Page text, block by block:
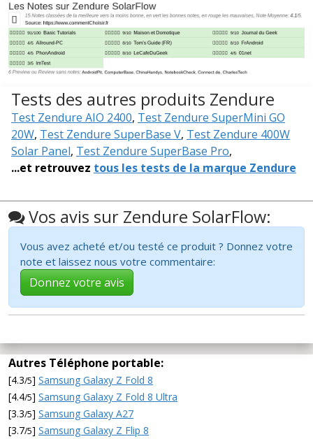
Tests des autres produits Zendure
Test Zendure AIO 2400, Test Zendure SuperMini GO
20W, Test Zendure SuperBase V, Test Zendure 400W
Solar Panel, Test Zendure SuperBase Pro,
...et retrouvez tous les tests de la marque Zendure
Vos avis sur Zendure SolarFlow:
Vous avez acheté et/ou testé ce produit ? Donnez votre
note et laissez nous votre commentaire:
Donnez votre avis
Autres Téléphone portable:
[4.3/5] Samsung Galaxy Z Fold 8
[4.4/5] Samsung Galaxy Z Fold 8 Ultra
[3.3/5] Samsung Galaxy A27
[3.7/5] Samsung Galaxy Z Flip 8